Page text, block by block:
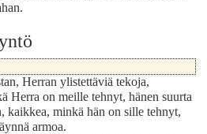
Herran ylistettäviä tekoja,
Herra on meille tehnyt, hänen suurta
kaikkea, minkä hän on sille tehnyt,
armoa.